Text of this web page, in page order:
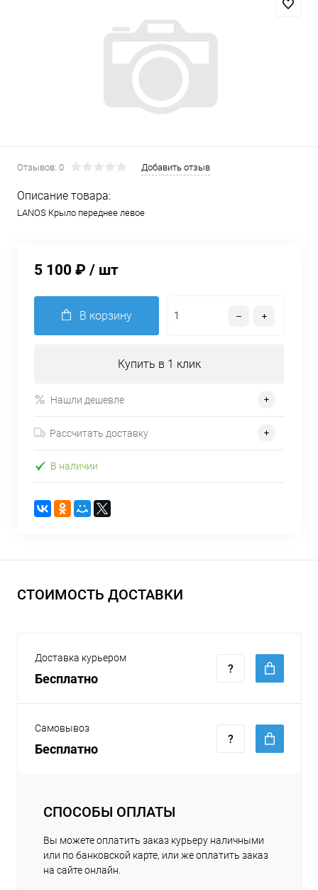
Отзывов: 0 Добавить отзыв
Описание товара:
LANOS Крыло переднее левое
5 100 ₽ / шт
В корзину
Купить в 1 клик
Нашли дешевле
Рассчитать доставку
В наличии
СТОИМОСТЬ ДОСТАВКИ
Доставка курьером
Бесплатно
Самовывоз
Бесплатно
СПОСОБЫ ОПЛАТЫ
Вы можете оплатить заказ курьеру наличными
или по банковской карте, или же оплатить заказ
на сайте онлайн.